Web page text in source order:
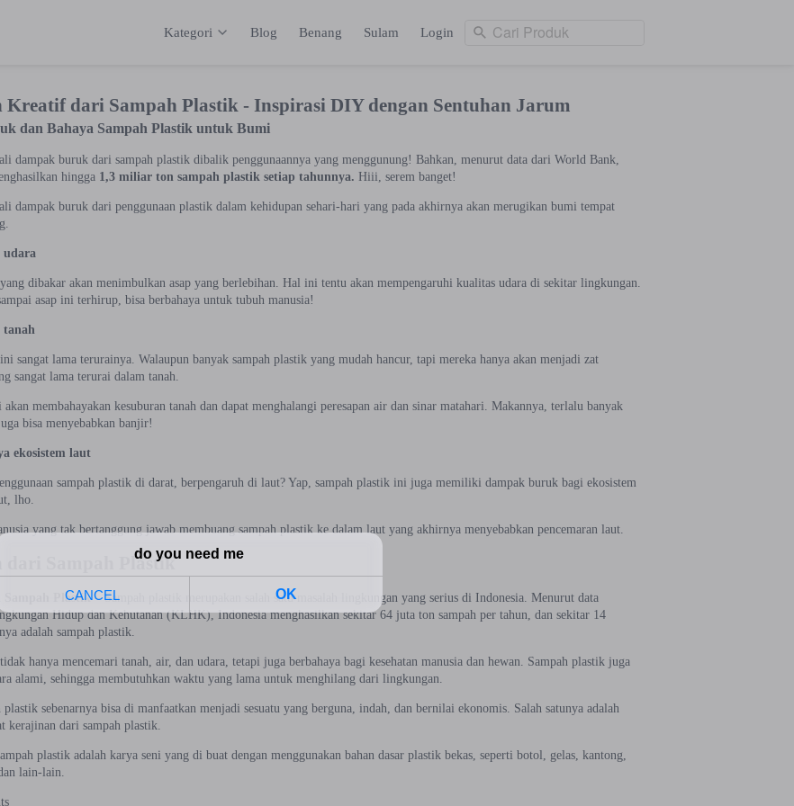
Kategori Blog Benang Sulam Login Cari Produk
dari Sampah Plastik - Inspirasi DIY dengan Sentuhan Jarum
dan Bahaya Sampah Plastik untuk Bumi
dampak buruk dari sampah plastik dibalik penggunaannya yang menggunung! Bahkan, menurut data dari World Bank,
hingga 1,3 miliar ton sampah plastik setiap tahunnya. Hiii, serem banget!
dampak buruk dari penggunaan plastik dalam kehidupan sehari-hari yang pada akhirnya akan merugikan bumi tempat
udara
dibakar akan menimbulkan asap yang berlebihan. Hal ini tentu akan mempengaruhi kualitas udara di sekitar lingkungan.
asap ini terhirup, bisa berbahaya untuk tubuh manusia!
tanah
sangat lama terurainya. Walaupun banyak sampah plastik yang mudah hancur, tapi mereka hanya akan menjadi zat
sangat lama terurai dalam tanah.
membahayakan kesuburan tanah dan dapat menghalangi peresapan air dan sinar matahari. Makannya, terlalu banyak
bisa menyebabkan banjir!
ekosistem laut
sampah plastik di darat, berpengaruh di laut? Yap, sampah plastik ini juga memiliki dampak buruk bagi ekosistem
lho.
yang tak bertanggung jawab membuang sampah plastik ke dalam laut yang akhirnya menyebabkan pencemaran laut.
Sampah Plastik
Plastik– Sampah plastik merupakan salah satu masalah lingkungan yang serius di Indonesia. Menurut data
Hidup dan Kehutanan (KLHK), Indonesia menghasilkan sekitar 64 juta ton sampah per tahun, dan sekitar 14
adalah sampah plastik.
hanya mencemari tanah, air, dan udara, tetapi juga berbahaya bagi kesehatan manusia dan hewan. Sampah plastik juga
alami, sehingga membutuhkan waktu yang lama untuk menghilang dari lingkungan.
plastik sebenarnya bisa di manfaatkan menjadi sesuatu yang berguna, indah, dan bernilai ekonomis. Salah satunya adalah
kerajinan dari sampah plastik.
plastik adalah karya seni yang di buat dengan menggunakan bahan dasar plastik bekas, seperti botol, gelas, kantong,
lain-lain.